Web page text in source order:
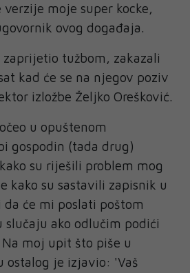
moje super kocke,
ovog događaja.
tužbom, zakazali
kad će se na njegov poziv
izložbe Željko Orešković.
u opuštenom
gospodin (tada drug)
su riješili problem mog
kako su sastavili zapisnik u
će mi poslati poštom
ako odlučim podići
moj upit što piše u
ostalog je izjavio: 'Vaš